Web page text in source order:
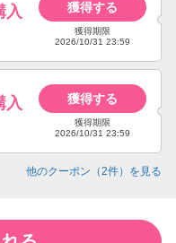
入
獲得する
獲得期限
2026/10/31 23:59
入
獲得する
獲得期限
2026/10/31 23:59
他のクーポン（2件）を見る